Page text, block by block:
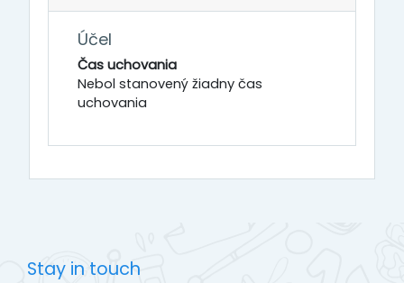
Účel
Čas uchovania
Nebol stanovený žiadny čas
uchovania
Stay in touch